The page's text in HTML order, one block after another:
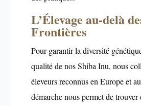
L’Élevage au-delà
Frontières
Pour garantir la diversité
qualité de nos Shiba Inu, nous
éleveurs reconnus en Europe et
démarche nous permet de trouver